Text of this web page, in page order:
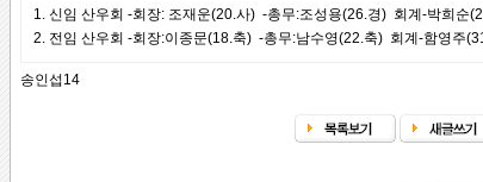
1. 신임 산우회 -회장: 조재운(20.사) -총무:조성용(26.경) 회계-박희순
2. 전임 산우회 -회장:이종문(18.축) -총무:남수영(22.축) 회계-함영주
송인섭14